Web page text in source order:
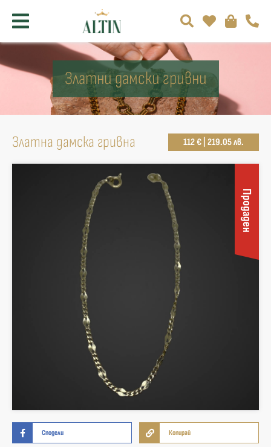
Златни дамски гривни
Златна дамска гривна 112 € | 219.05 лв.
Продаден
Сподели Копирай